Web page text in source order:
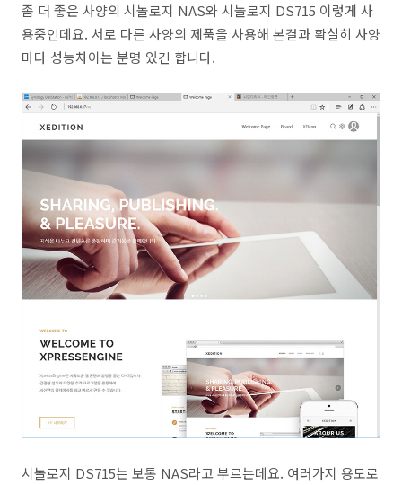
좀 더 좋은 사양의 시놀로지 NAS와 시놀로지 DS715 이렇게 사
용중인데요. 서로 다른 사양의 제품을 사용해 본결과 확실히 사양
마다 성능차이는 분명 있긴 합니다.
시놀로지 DS715는 보통 NAS라고 부르는데요. 여러가지 용도로